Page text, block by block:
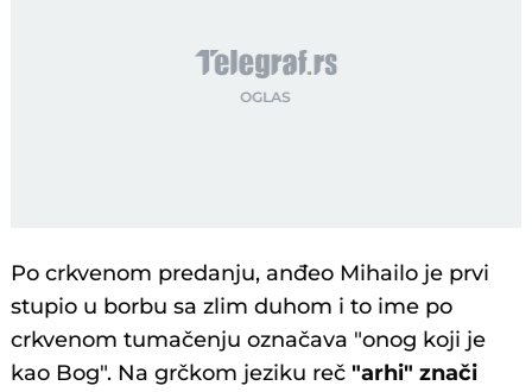
Po crkvenom predanju, anđeo Mihailo je prvi
stupio u borbu sa zlim duhom i to ime po
crkvenom tumačenju označava "onog koji je
kao Bog". Na grčkom jeziku reč "arhi" znači